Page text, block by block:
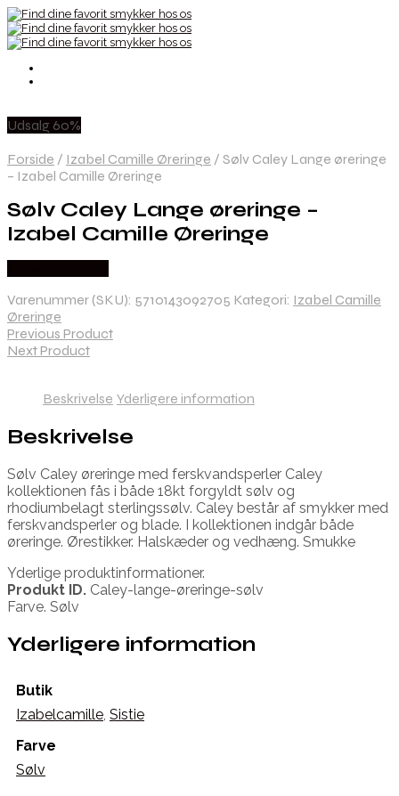
Udsalg 60%
Forside / Izabel Camille Øreringe / Sølv Caley Lange øreringe
– Izabel Camille Øreringe
Sølv Caley Lange øreringe –
Izabel Camille Øreringe
Varenummer (SKU): 5710143092705 Kategori: Izabel Camille
Øreringe
Previous Product
Next Product
Beskrivelse Yderligere information
Beskrivelse
Sølv Caley øreringe med ferskvandsperler Caley
kollektionen fås i både 18kt forgyldt sølv og
rhodiumbelagt sterlingssølv. Caley består af smykker med
ferskvandsperler og blade. I kollektionen indgår både
øreringe. Ørestikker. Halskæder og vedhæng. Smukke
Yderlige produktinformationer.
Produkt ID. Caley-lange-øreringe-sølv
Farve. Sølv
Yderligere information
Butik
Izabelcamille, Sistie
Farve
Sølv